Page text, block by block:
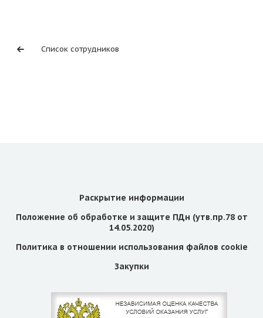
Список сотрудников
Раскрытие информации
Положение об обработке и защите ПДн (утв.пр.78 от
14.05.2020)
Политика в отношении использования файлов cookie
Закупки